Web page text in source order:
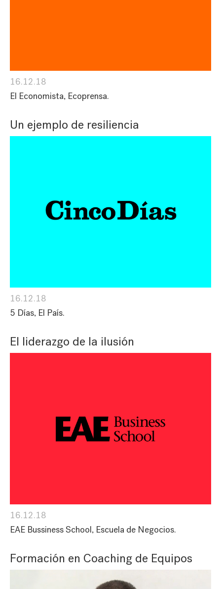
16.12.18
El Economista, Ecoprensa.
Un ejemplo de resiliencia
16.12.18
5 Días, El País.
El liderazgo de la ilusión
16.12.18
EAE Bussiness School, Escuela de Negocios.
Formación en Coaching de Equipos